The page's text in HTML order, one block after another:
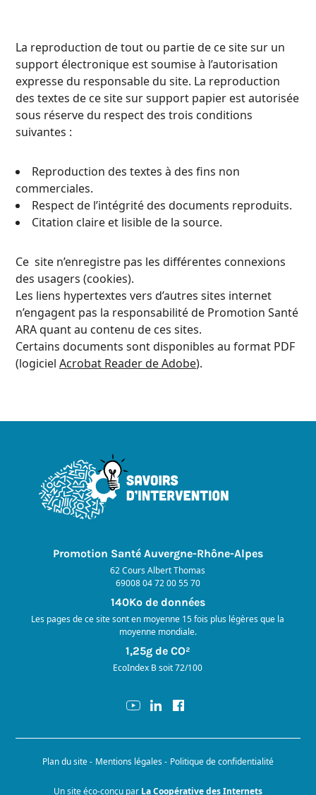
La reproduction de tout ou partie de ce site sur un
support électronique est soumise à l’autorisation
expresse du responsable du site. La reproduction
des textes de ce site sur support papier est autorisée
sous réserve du respect des trois conditions
suivantes :
Reproduction des textes à des fins non
commerciales.
Respect de l’intégrité des documents reproduits.
Citation claire et lisible de la source.
Ce site n’enregistre pas les différentes connexions
des usagers (cookies).
Les liens hypertextes vers d’autres sites internet
n’engagent pas la responsabilité de Promotion Santé
ARA quant au contenu de ces sites.
Certains documents sont disponibles au format PDF
(logiciel Acrobat Reader de Adobe).
Promotion Santé Auvergne-Rhône-Alpes
62 Cours Albert Thomas
69008 04 72 00 55 70
140Ko de données
Les pages de ce site sont en moyenne 15 fois plus légères que la
moyenne mondiale.
1,25g de CO²
EcoIndex B soit 72/100
Plan du site Mentions légales Politique de confidentialité
Un site éco-conçu par La Coopérative des Internets